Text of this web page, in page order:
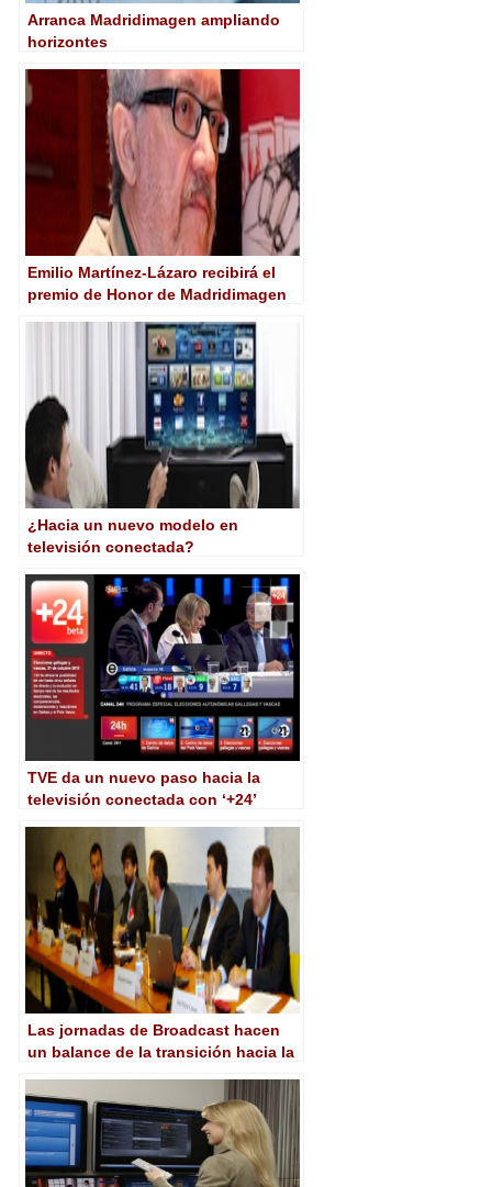
Arranca Madridimagen ampliando
horizontes
Emilio Martínez-Lázaro recibirá el
premio de Honor de Madridimagen
¿Hacia un nuevo modelo en
televisión conectada?
TVE da un nuevo paso hacia la
televisión conectada con ‘+24’
Las jornadas de Broadcast hacen
un balance de la transición hacia la